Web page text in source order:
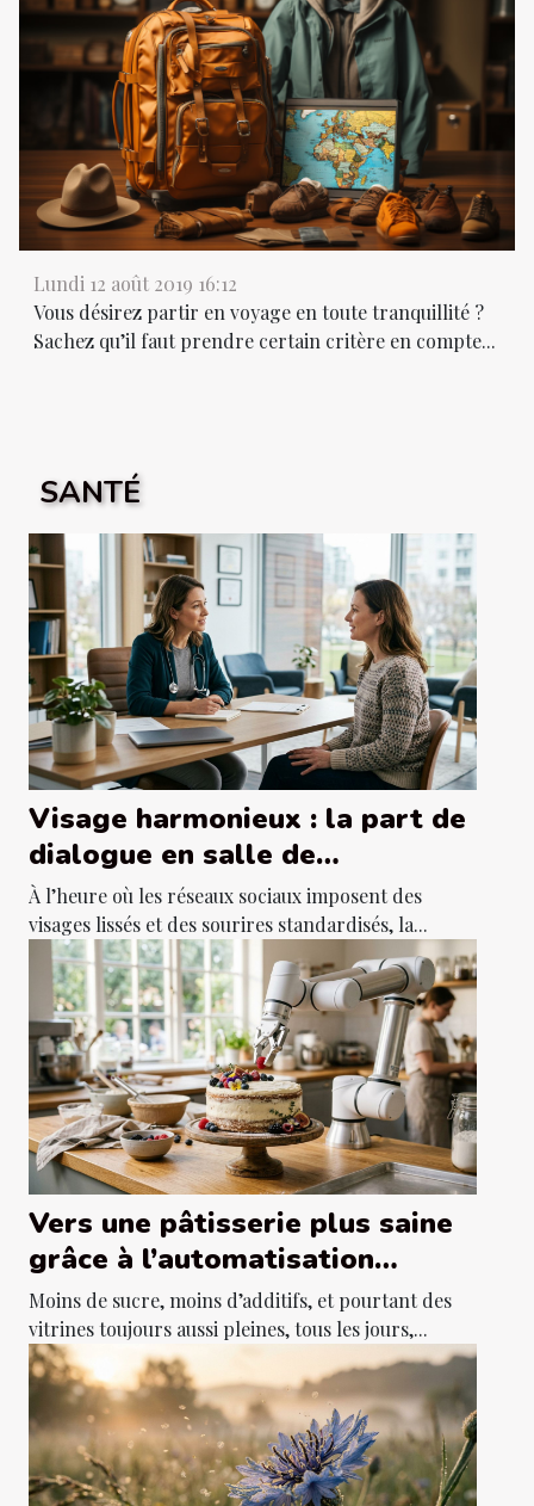
Lundi 12 août 2019 16:12
Vous désirez partir en voyage en toute tranquillité ?
Sachez qu’il faut prendre certain critère en compte...
SANTÉ
Visage harmonieux : la part de
dialogue en salle de
consultation
À l’heure où les réseaux sociaux imposent des
visages lissés et des sourires standardisés, la...
Vers une pâtisserie plus saine
grâce à l’automatisation
intelligente
Moins de sucre, moins d’additifs, et pourtant des
vitrines toujours aussi pleines, tous les jours,...